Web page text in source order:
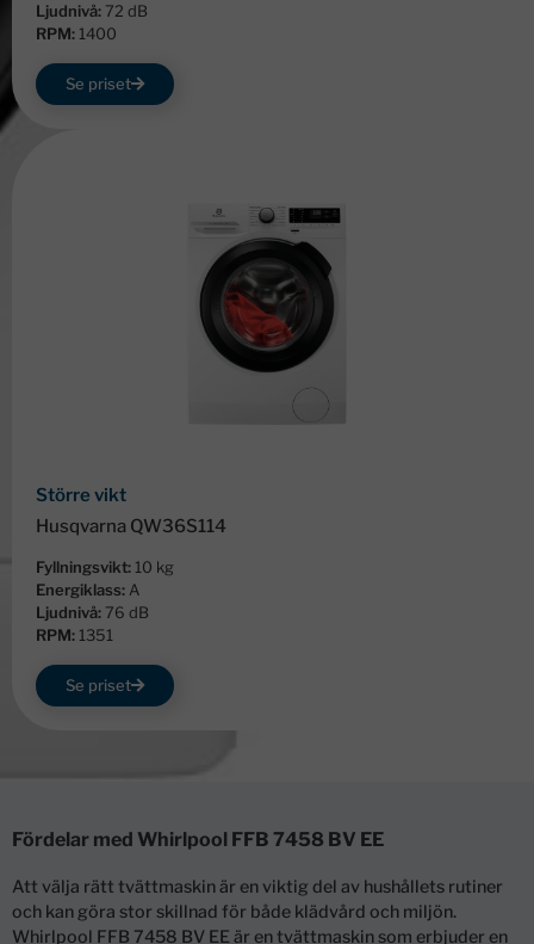
Ljudnivå: 72 dB
RPM: 1400
Se priset
Större vikt
Husqvarna QW36S114
Fyllningsvikt: 10 kg
Energiklass: A
Ljudnivå: 76 dB
RPM: 1351
Se priset
Fördelar med Whirlpool FFB 7458 BV EE
Att välja rätt tvättmaskin är en viktig del av hushållets rutiner
och kan göra stor skillnad för både klädvård och miljön.
Whirlpool FFB 7458 BV EE är en tvättmaskin som erbjuder en